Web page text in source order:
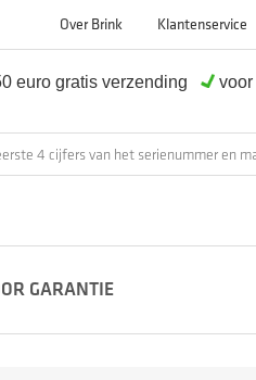
Over Brink Klantenservice
euro gratis verzending
GARANTIE